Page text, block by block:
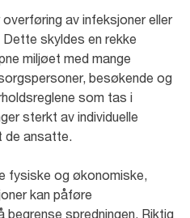
av infeksjoner eller
skyldes en rekke
miljøet med mange
besøkende og
som tas i
sterkt av individuelle
de ansatte.
fysiske og økonomiske,
kan påføre
begrense spredningen. Riktig